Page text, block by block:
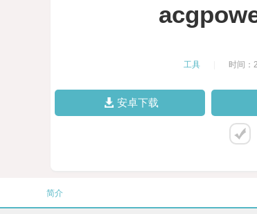
工具 时间：
安卓下载
简介